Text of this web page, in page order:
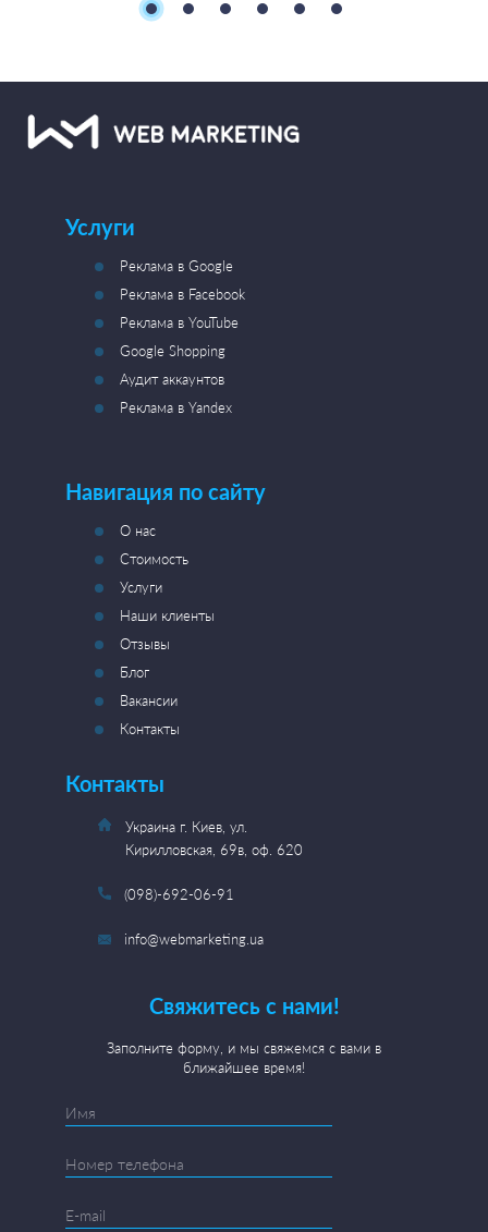
Услуги
Реклама в Google
Реклама в Facebook
Реклама в YouTube
Google Shopping
Аудит аккаунтов
Реклама в Yandex
Навигация по сайту
О нас
Стоимость
Услуги
Наши клиенты
Отзывы
Блог
Вакансии
Контакты
Контакты
Украина г. Киев, ул.
Кирилловская, 69в, оф. 620
(098)-692-06-91
info@webmarketing.ua
Свяжитесь с нами!
Заполните форму, и мы свяжемся с вами в
ближайшее время!